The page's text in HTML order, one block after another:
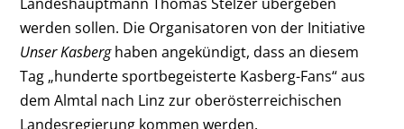
werden sollen. Die Organisatoren von der Initiative
Unser Kasberghaben angekündigt, dass an diesem
Tag „hunderte sportbegeisterte Kasberg-Fans“ aus
dem Almtal nach Linz zur oberösterreichischen
Landesregierung kommen werden.